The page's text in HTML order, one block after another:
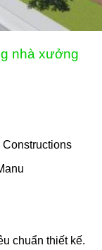
nhà xưởng
Constructions
chuẩn thiết kế.